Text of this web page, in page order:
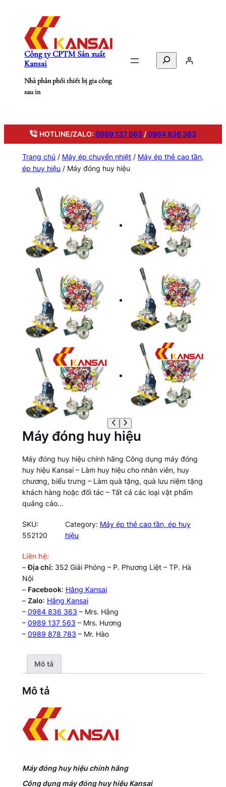
Công ty CPTM Sản xuất
Kansai
Nhà phân phối thiết bị gia công
sau in
Search
HOTLINE/ZALO: 0989 137 563/0984 836 363
Trang chủ / Máy ép chuyển nhiệt/ Máy ép thẻ cao tần,
ép huy hiệu / Máy đóng huy hiệu
Máy đóng huy hiệu
Máy đóng huy hiệu chính hãng Công dụng máy đóng
huy hiệu Kansai – Làm huy hiệu cho nhân viên, huy
chương, biểu trưng – Làm quà tặng, quà lưu niệm tặng
khách hàng hoặc đối tác – Tất cả các loại vật phẩm
quảng cáo…
SKU:
552120
Category: Máy ép thẻ cao tần, ép huy
hiệu
Liên hệ:
–Địa chỉ: 352 Giải Phóng – P. Phương Liệt – TP. Hà
Nội
– Facebook: Hằng Kansai
– Zalo: Hằng Kansai
– 0984 836 363 – Mrs. Hằng
– 0989 137 563 – Mrs. Hương
– 0989 878 783 – Mr. Hào
Mô tả
Mô tả
Máy đóng huy hiệu chính hãng
Công dụng máy đóng huy hiệu Kansai